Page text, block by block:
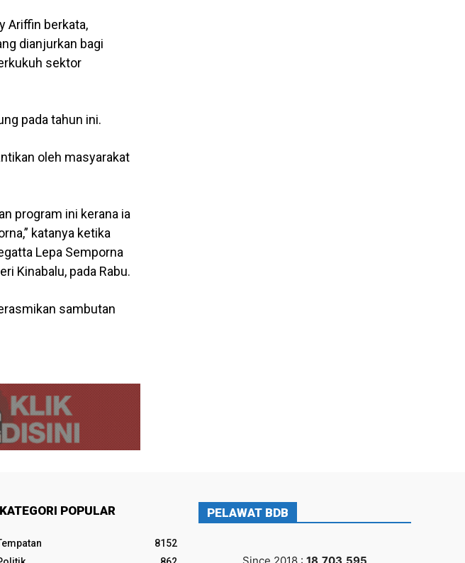
Ariffin berkata,
dianjurkan bagi
sektor
pada tahun ini.
oleh masyarakat
program ini kerana ia
katanya ketika
Lepa Semporna
Kinabalu, pada Rabu.
sambutan
KATEGORI POPULAR
8152
PELAWAT BDB